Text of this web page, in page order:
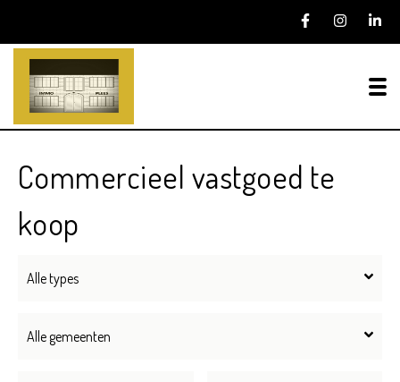
Commercieel vastgoed te
koop
Alle types
Alle gemeenten